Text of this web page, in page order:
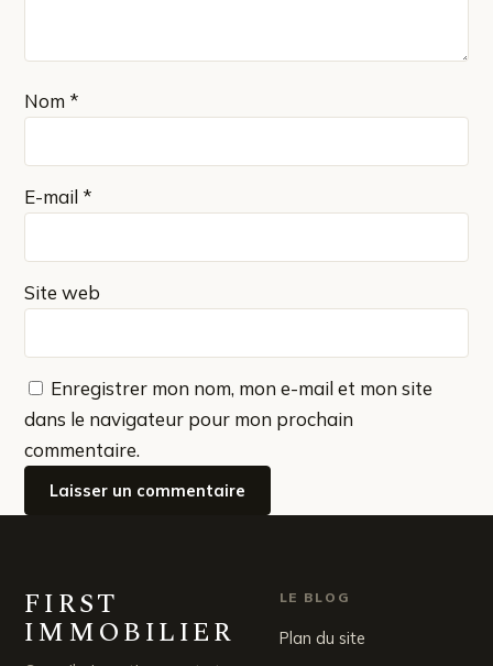
Nom *
E-mail *
Site web
Enregistrer mon nom, mon e-mail et mon site
dans le navigateur pour mon prochain
commentaire.
FIRST
IMMOBILIER
LE BLOG
Plan du site